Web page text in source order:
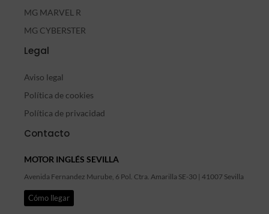
MG MARVEL R
MG CYBERSTER
Legal
Aviso legal
Política de cookies
Política de privacidad
Contacto
MOTOR INGLÉS SEVILLA
Avenida Fernandez Murube, 6 Pol. Ctra. Amarilla SE-30 | 41007 Sevilla
Cómo llegar